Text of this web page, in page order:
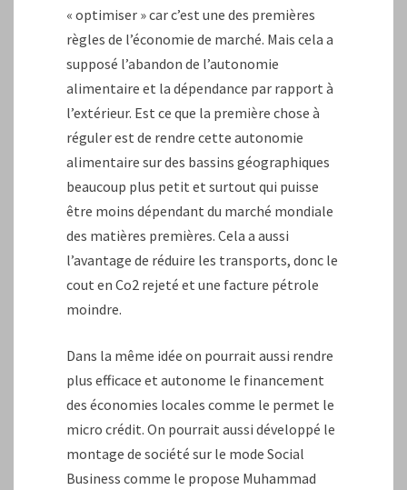
« optimiser » car c’est une des premières
règles de l’économie de marché. Mais cela a
supposé l’abandon de l’autonomie
alimentaire et la dépendance par rapport à
l’extérieur. Est ce que la première chose à
réguler est de rendre cette autonomie
alimentaire sur des bassins géographiques
beaucoup plus petit et surtout qui puisse
être moins dépendant du marché mondiale
des matières premières. Cela a aussi
l’avantage de réduire les transports, donc le
cout en Co2 rejeté et une facture pétrole
moindre.
Dans la même idée on pourrait aussi rendre
plus efficace et autonome le financement
des économies locales comme le permet le
micro crédit. On pourrait aussi développé le
montage de société sur le mode Social
Business comme le propose Muhammad